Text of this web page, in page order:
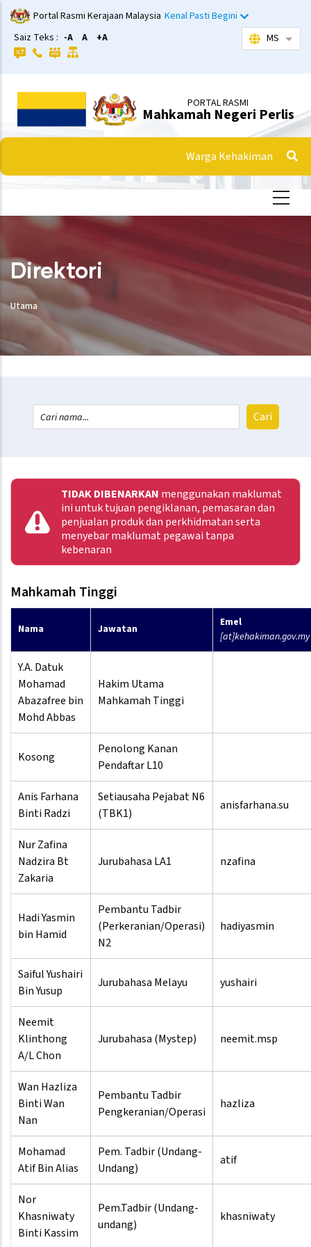
Langkau
ke
kandungan
utama
Portal Rasmi Kerajaan Malaysia Kenal Pasti Begini
Saiz Teks : -A A +A MS
PORTAL RASMI
Mahkamah Negeri Perlis
Warga Kehakiman
Direktori
Utama
TIDAK DIBENARKAN menggunakan maklumat
ini untuk tujuan pengiklanan, pemasaran dan
penjualan produk dan perkhidmatan serta
menyebar maklumat pegawai tanpa
kebenaran
Mahkamah Tinggi
Nama Jawatan
Emel
[at]kehakiman.gov.my
Y.A. Datuk
Mohamad
Abazafree bin
Mohd Abbas
Hakim Utama
Mahkamah Tinggi
Kosong
Penolong Kanan
Pendaftar L10
Anis Farhana
Binti Radzi
Setiausaha Pejabat N6
(TBK1)
anisfarhana.su
Nur Zafina
Nadzira Bt
Zakaria
Jurubahasa LA1 nzafina
Hadi Yasmin
bin Hamid
Pembantu Tadbir
(Perkeranian/Operasi)
N2
hadiyasmin
Saiful Yushairi
Bin Yusup
Jurubahasa Melayu yushairi
Neemit
Klinthong
A/L Chon
Jurubahasa (Mystep) neemit.msp
Wan Hazliza
Binti Wan
Nan
Pembantu Tadbir
Pengkeranian/Operasi
hazliza
Mohamad
Atif Bin Alias
Pem. Tadbir (Undang-
Undang)
atif
Nor
Khasniwaty
Binti Kassim
Pem.Tadbir (Undang-
undang)
khasniwaty